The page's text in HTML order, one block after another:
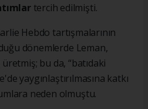
tercih edilmişti.
Hebdo tartışmalarının
dönemlerde Leman,
bu da, “batıdaki
yaygınlaştırılmasına katkı
neden olmuştu.